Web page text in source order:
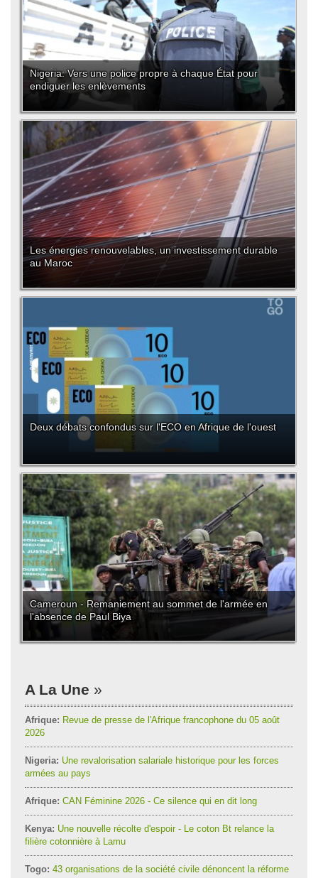
Nigeria: Vers une police propre à chaque État pour
endiguer les enlèvements
Les énergies renouvelables, un investissement durable
au Maroc
Deux débats confondus sur l'ECO en Afrique de l'ouest
Cameroun - Remaniement au sommet de l'armée en
l'absence de Paul Biya
A La Une
Afrique: Revue de presse de l'Afrique francophone du 05 août
2026
Nigeria: Une revalorisation salariale historique pour les forces
armées au pays
Afrique: CAN Féminine 2026 - Ce silence qui en dit long
Kenya: Une nouvelle récolte d'espoir - Le coton Bt relance la
filière cotonnière à Lamu
Togo: 43 organisations de la société civile dénoncent la réforme